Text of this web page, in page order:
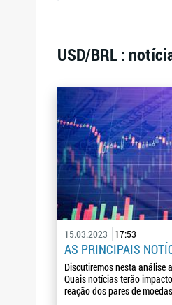
USD/BRL :
15.03.2023 17:53
AS PRINCIPAIS
Discutiremos nesta análise
Quais notícias terão
reação dos pares de